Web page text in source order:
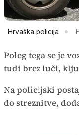
Hrvaška policija
Poleg tega se je
tudi brez luči,
Na policijski
do streznitve,